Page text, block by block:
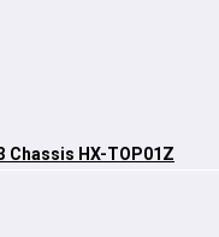
Chassis HX-TOP01Z